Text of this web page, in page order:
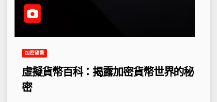
加密貨幣
虛擬貨幣百科：揭露加密貨幣世界的秘
密